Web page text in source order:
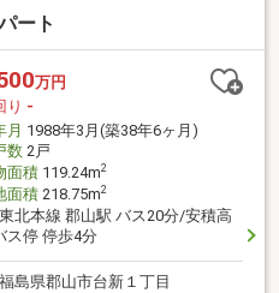
ート
万円
り -
月 1988年3月(築38年6ヶ月)
数2戸
面積119.24m2
面積218.75m2
東北本線 郡山駅 バス20分/安積高
ス停 停歩4分
福島県郡山市台新１丁目